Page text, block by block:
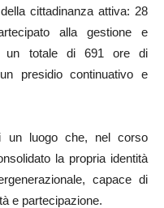
cittadinanza attiva: 28
alla gestione e
un totale di 691 ore di
presidio continuativo e
un luogo che, nel corso
la propria identità
capace di
e partecipazione.